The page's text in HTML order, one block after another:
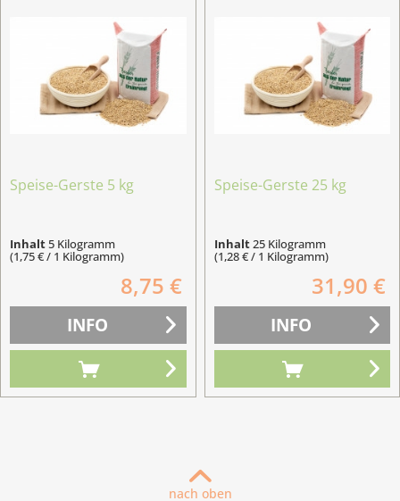
Speise-Gerste 5 kg
Inhalt5 Kilogramm
(1,75 € / 1 Kilogramm)
8,75 €
INFO
Speise-Gerste 25 kg
Inhalt25 Kilogramm
(1,28 € / 1 Kilogramm)
31,90 €
INFO
nach oben